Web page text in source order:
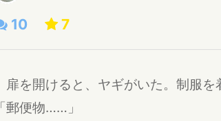
10 7
扉を開けると、ヤギがいた。制服を
「郵便物……」